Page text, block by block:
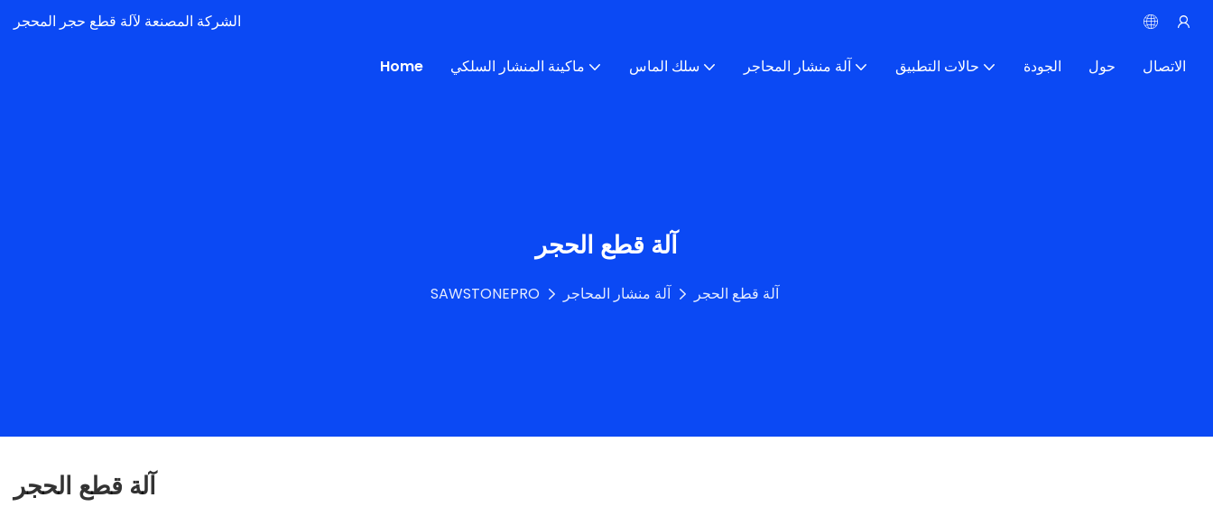
الشركة المصنعة لآلة قطع حجر المحجر
Home ماكينة المنشار السلكي سلك الماس آلة منشار المحاجر حالات التطبيق الجودة حول الاتصال
آلة قطع الحجر
SAWSTONEPRO آلة منشار المحاجر آلة قطع الحجر
آلة قطع الحجر